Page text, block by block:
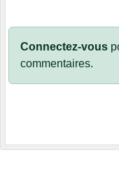
Connectez-vous
commentaires.